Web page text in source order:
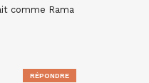
comme Rama
RÉPONDRE